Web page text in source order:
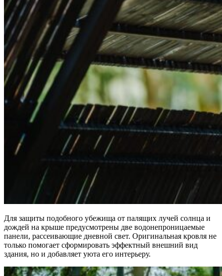
Для защиты подобного убежища от палящих лучей солнца и
дождей на крыше предусмотрены две водонепроницаемые
панели, рассеивающие дневной свет. Оригинальная кровля не
только помогает сформировать эффектный внешний вид
здания, но и добавляет уюта его интерьеру.